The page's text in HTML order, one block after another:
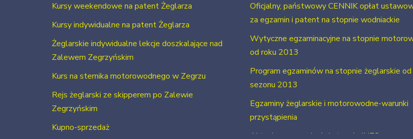
Kursy weekendowe na patent Żeglarza
Kursy indywidualne na patent Żeglarza
Żeglarskie indywidualne lekcje doszkalające nad
Zalewem Zegrzyńskim
Kurs na sternika motorowodnego w Zegrzu
Rejs żeglarski ze skipperem po Zalewie
Zegrzyńskim
Kupno-sprzedaż
Oficjalny, państwowy CENNIK opłat
za egzamin i patent na stopnie wodniackie
Wytyczne egzaminacyjne na stopnie
od roku 2013
Program egzaminów na stopnie żeglarskie od
sezonu 2013
Egzaminy żeglarskie i motorowodne-warunki
przystąpienia
Aktualne uprawnienia i stopnie INFO